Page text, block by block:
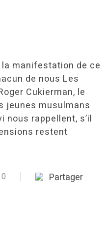
manifestation de ce
de nous Les
Cukierman, le
jeunes musulmans
nous rappellent, s’il
restent
0 Partager